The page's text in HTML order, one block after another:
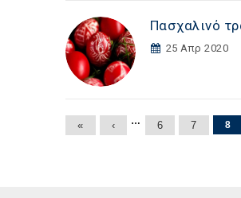
Πασχαλινό
25 Απρ 2020
Σελίδες
« ‹ … 6 7 8